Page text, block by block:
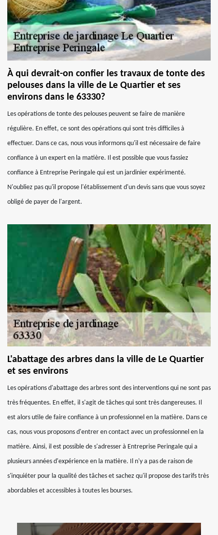
À qui devrait-on confier les travaux de tonte des
pelouses dans la ville de Le Quartier et ses
environs dans le 63330?
Les opérations de tonte des pelouses peuvent se faire de manière
régulière. En effet, ce sont des opérations qui sont très difficiles à
effectuer. Dans ce cas, nous vous informons qu'il est nécessaire de faire
confiance à un expert en la matière. Il est possible que vous fassiez
confiance à Entreprise Peringale qui est un jardinier expérimenté.
N'oubliez pas qu'il propose l'établissement d'un devis sans que vous soyez
obligé de payer de l'argent.
L'abattage des arbres dans la ville de Le Quartier
et ses environs
Les opérations d'abattage des arbres sont des interventions qui ne sont pas
très fréquentes. En effet, il s'agit de tâches qui sont très dangereuses. Il
est alors utile de faire confiance à un professionnel en la matière. Dans ce
cas, nous vous proposons d'entrer en contact avec un professionnel en la
matière. Ainsi, il est possible de s'adresser à Entreprise Peringale qui a
plusieurs années d'expérience en la matière. Il n'y a pas de raison de
s'inquiéter pour la qualité des tâches et sachez qu'il propose des tarifs très
abordables et accessibles à toutes les bourses.